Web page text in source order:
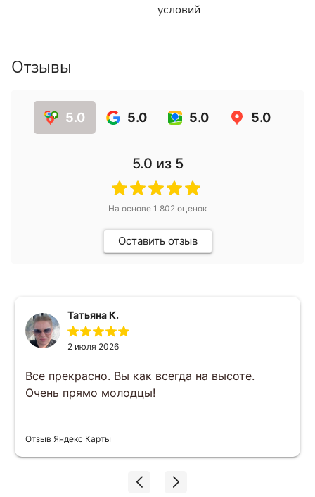
условий
Отзывы
5.0 5.0 5.0 5.0
5.0 из 5
На основе 1 802 оценок
Оставить отзыв
Татьяна К.
2 июля 2026
Все прекрасно. Вы как всегда на высоте.
Очень прямо молодцы!
Отзыв Яндекс Карты